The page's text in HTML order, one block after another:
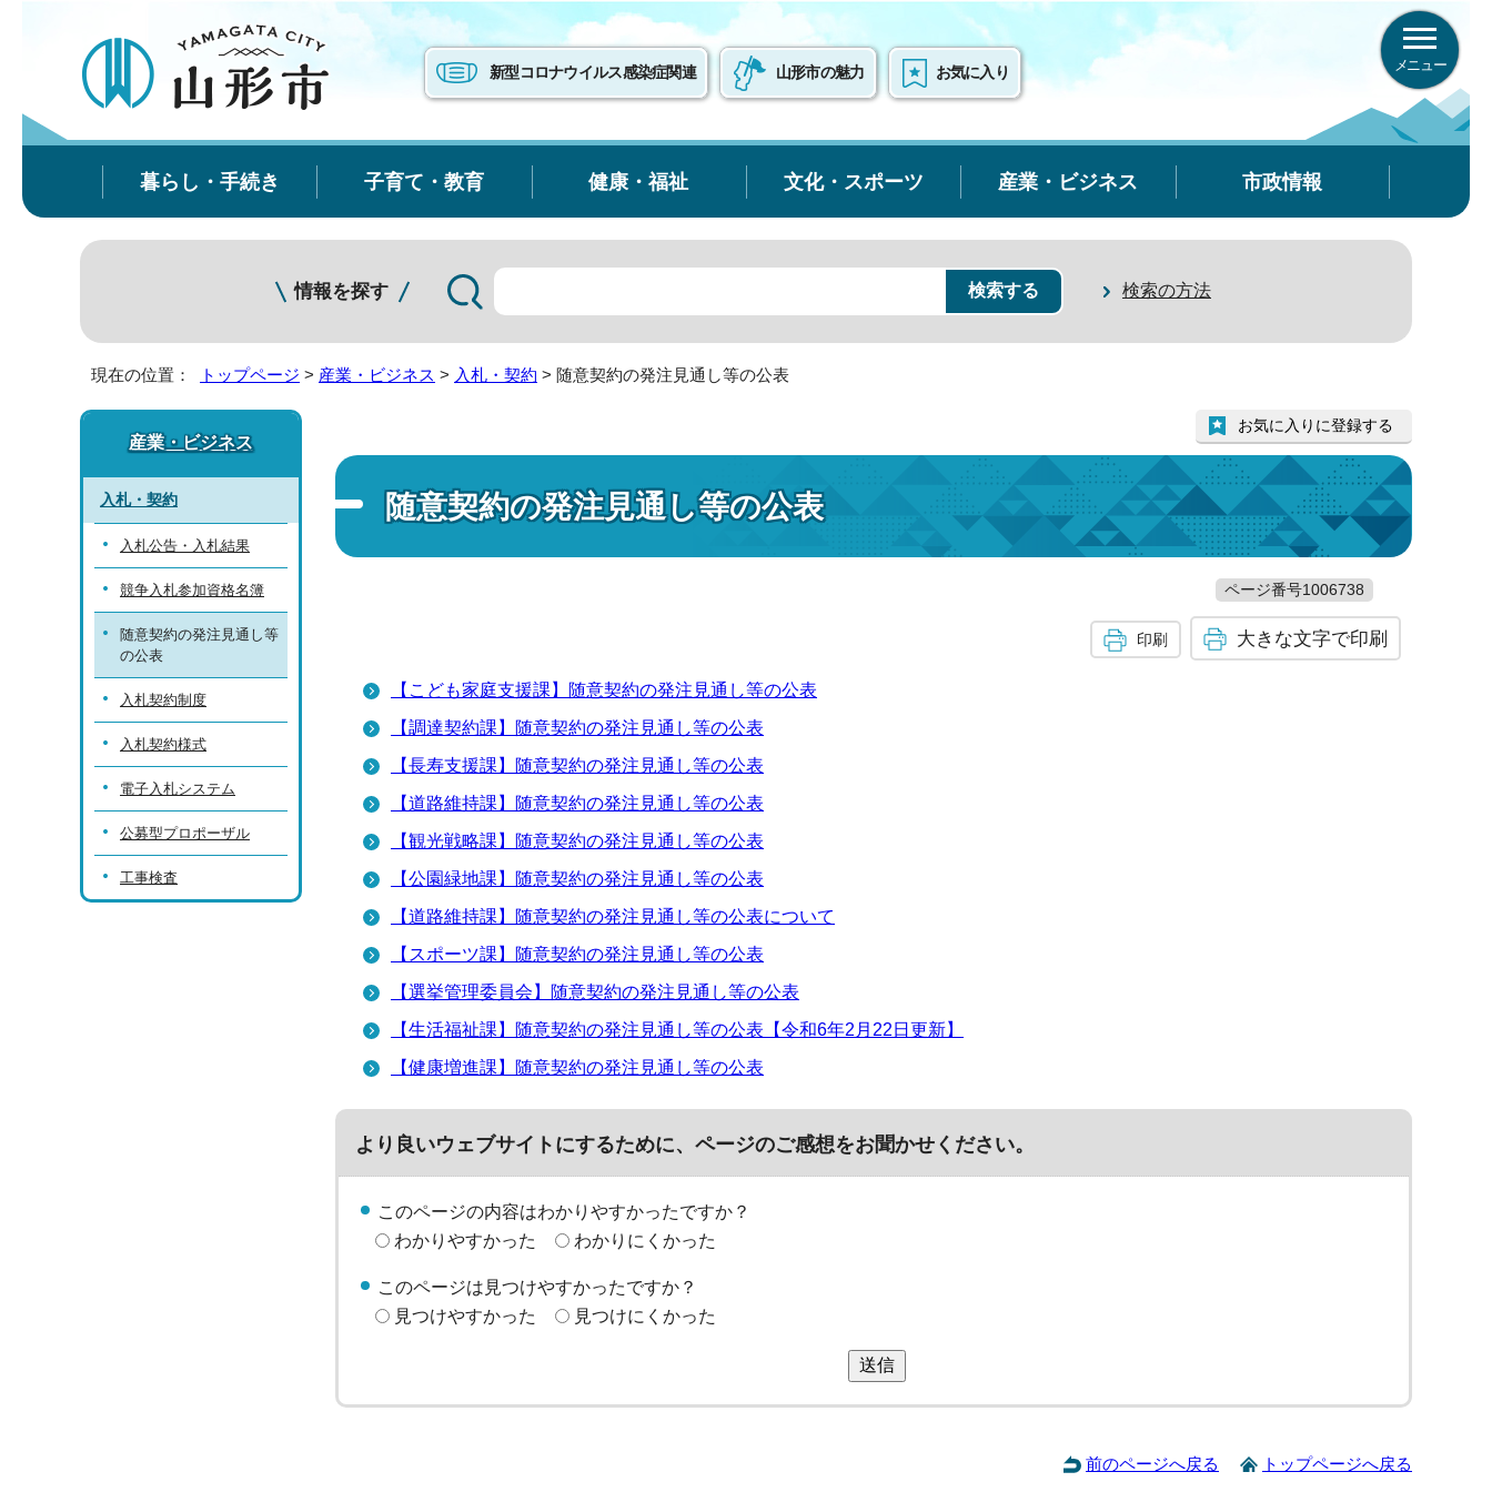
新型コロナウイルス感染症関連 山形市の魅力 お気に入り メニュー
暮らし・手続き 子育て・教育 健康・福祉 文化・スポーツ 産業・ビジネス 市政情報
情報を探す 検索の方法
現在の位置： トップページ > 産業・ビジネス > 入札・契約 > 随意契約の発注見通し等の公表
随意契約の発注見通し等の公表
お気に入りに登録する
ページ番号1006738
印刷 大きな文字で印刷
【こども家庭支援課】随意契約の発注見通し等の公表
【調達契約課】随意契約の発注見通し等の公表
【長寿支援課】随意契約の発注見通し等の公表
【道路維持課】随意契約の発注見通し等の公表
【観光戦略課】随意契約の発注見通し等の公表
【公園緑地課】随意契約の発注見通し等の公表
【道路維持課】随意契約の発注見通し等の公表について
【スポーツ課】随意契約の発注見通し等の公表
【選挙管理委員会】随意契約の発注見通し等の公表
【生活福祉課】随意契約の発注見通し等の公表【令和6年2月22日更新】
【健康増進課】随意契約の発注見通し等の公表
より良いウェブサイトにするために、ページのご感想をお聞かせください。
このページの内容はわかりやすかったですか？
わかりやすかった
わかりにくかった
このページは見つけやすかったですか？
見つけやすかった
見つけにくかった
送信
産業・ビジネス
入札・契約
入札公告・入札結果
競争入札参加資格名簿
随意契約の発注見通し等
の公表
入札契約制度
入札契約様式
電子入札システム
公募型プロポーザル
工事検査
前のページへ戻る トップページへ戻る